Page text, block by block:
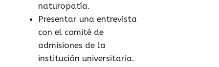
naturopatía.
Presentar una entrevista
con el comité de
admisiones de la
institución universitaria.